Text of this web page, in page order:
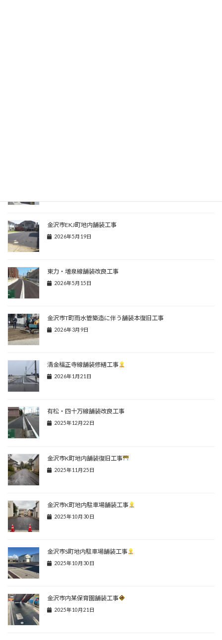
金沢市EKJ町地内舗装工事
2026年5月19日
東力・増泉線舗装改良工事
2026年5月15日
金沢市T町雨水管築造に伴う舗装本復旧工事
2026年3月9日
清金福正寺線舗装修繕工事
2026年1月21日
有松・四十万線舗装改良工事
2025年12月22日
金沢市K町地内舗装復旧工事
2025年11月25日
金沢市K町地内駐車場舗装工事
2025年10月30日
金沢市S町地内駐車場舗装工事
2025年10月30日
金沢市内某保育園舗装工事
2025年10月21日